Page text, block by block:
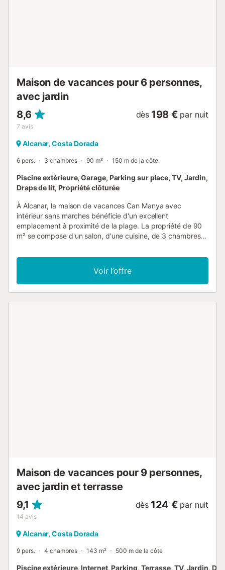
Maison de vacances pour 6 personnes,
avec jardin
8,6
7 avis
dès 198 € par nuit
Alcanar, Costa Dorada
6 pers. 3 chambres 90 m² 150 m de la côte
Piscine extérieure, Garage, Parking sur place, TV, Jardin,
Draps de lit, Propriété clôturée
À Alcanar, la maison de vacances Can Manya avec
intérieur sans marches bénéficie d'un excellent
emplacement à proximité de la plage. La propriété de 90
m² se compose d'un salon, d'une cuisine, de 3 chambres
Les équipements supplémentaires comprennent une
télévision, un ventilateur ainsi qu'une machine à laver. Ce
logement n'offre pas : Wi-Fi, la climatisation et les
serviettes de toilette. Cette location de vacances offre un
Voir l’offre
Maison de vacances pour 9 personnes,
avec jardin et terrasse
9,1
14 avis
dès 124 € par nuit
Alcanar, Costa Dorada
9 pers. 4 chambres 143 m² 500 m de la côte
Piscine extérieure, Internet, Parking, Terrasse, TV, Jardin,